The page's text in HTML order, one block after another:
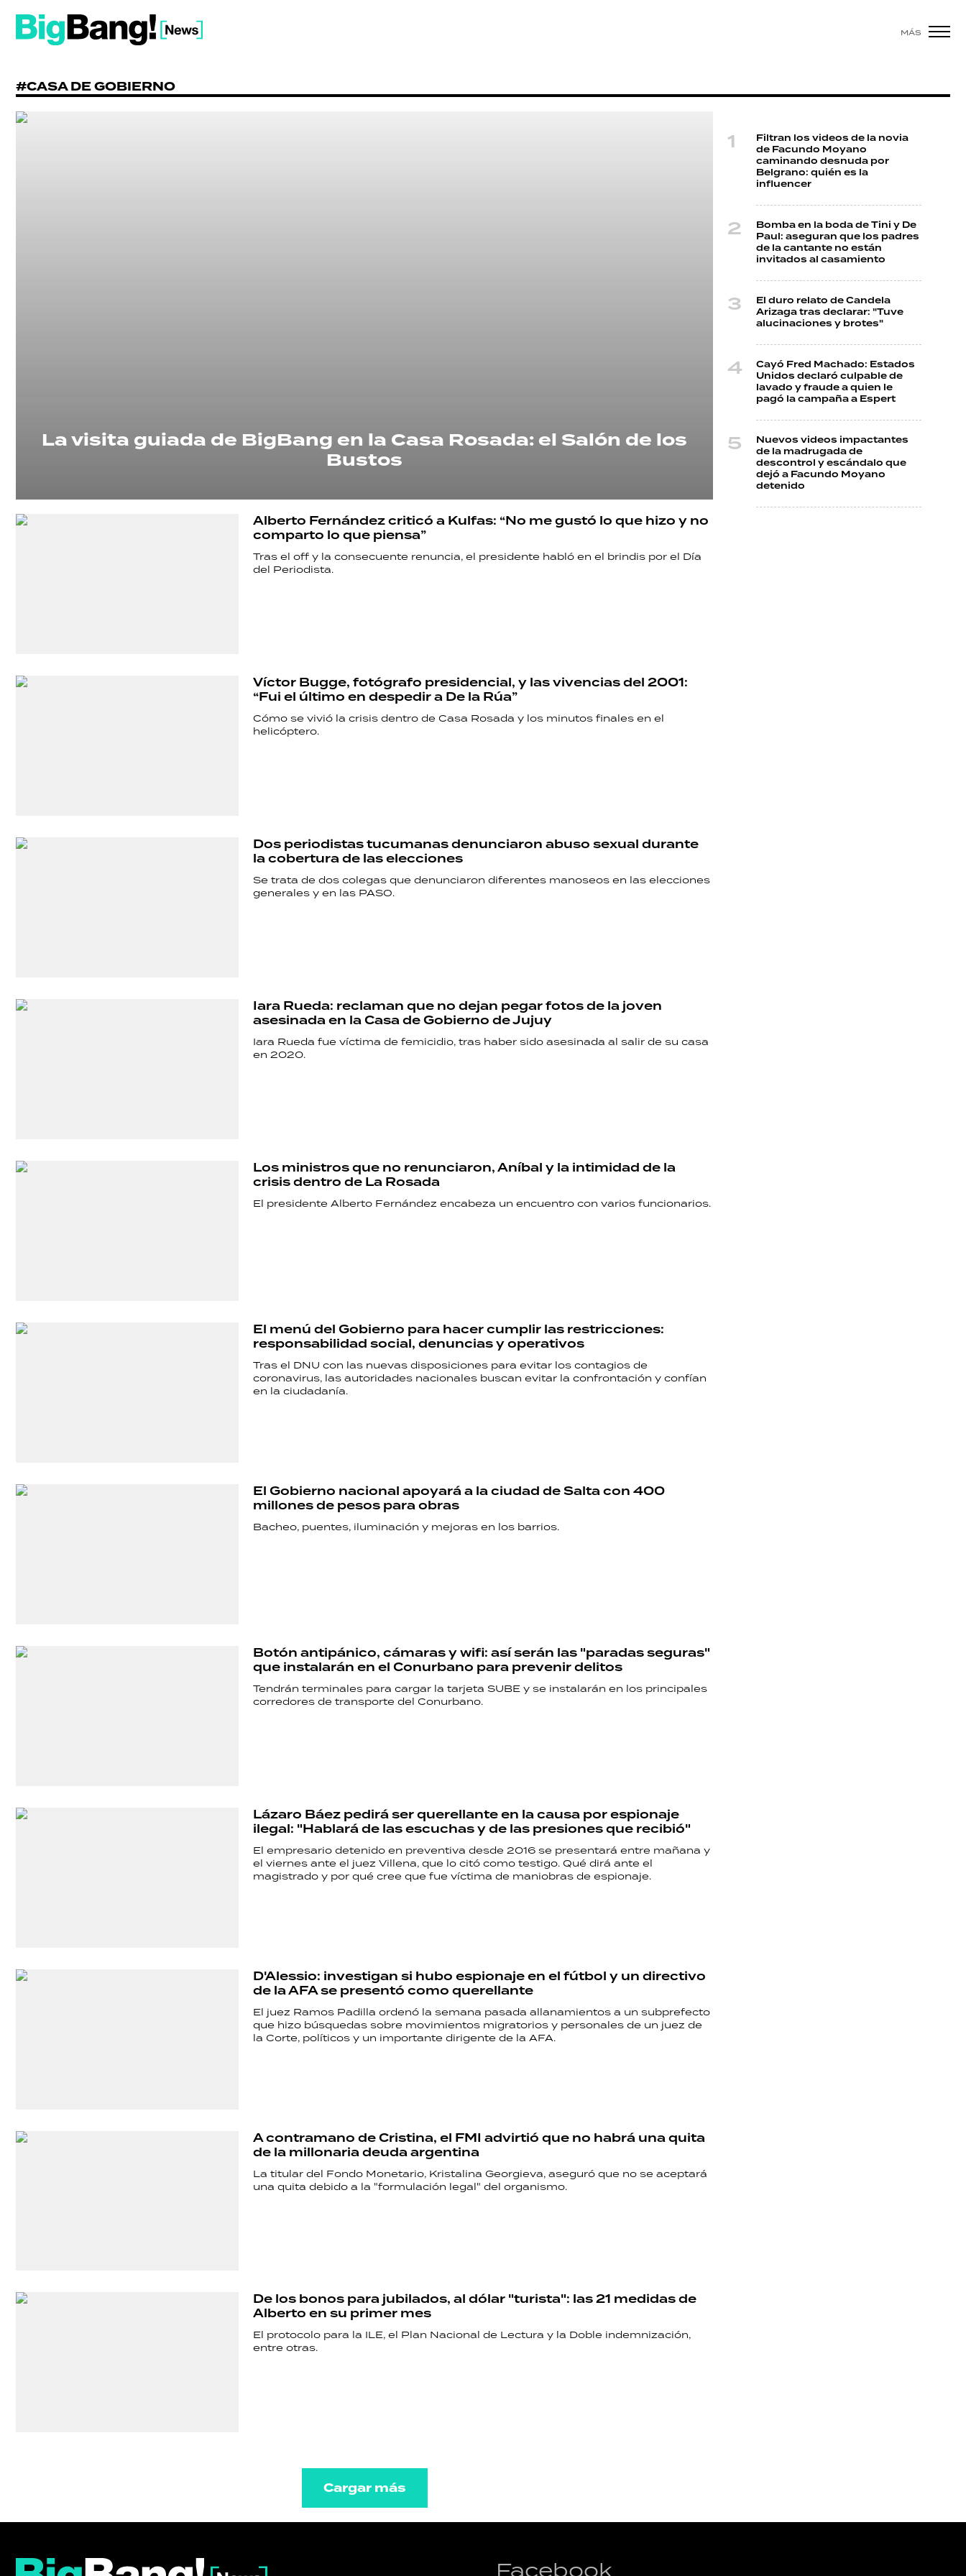
MÁS
#CASA DE GOBIERNO
La visita guiada de BigBang en la Casa Rosada: el Salón de los
Bustos
Alberto Fernández criticó a Kulfas: “No me gustó lo que hizo y no
comparto lo que piensa”
Tras el off y la consecuente renuncia, el presidente habló en el brindis por el Día
del Periodista.
Víctor Bugge, fotógrafo presidencial, y las vivencias del 2001:
“Fui el último en despedir a De la Rúa”
Cómo se vivió la crisis dentro de Casa Rosada y los minutos finales en el
helicóptero.
Dos periodistas tucumanas denunciaron abuso sexual durante
la cobertura de las elecciones
Se trata de dos colegas que denunciaron diferentes manoseos en las elecciones
generales y en las PASO.
Iara Rueda: reclaman que no dejan pegar fotos de la joven
asesinada en la Casa de Gobierno de Jujuy
Iara Rueda fue víctima de femicidio, tras haber sido asesinada al salir de su casa
en 2020.
Los ministros que no renunciaron, Aníbal y la intimidad de la
crisis dentro de La Rosada
El presidente Alberto Fernández encabeza un encuentro con varios funcionarios.
El menú del Gobierno para hacer cumplir las restricciones:
responsabilidad social, denuncias y operativos
Tras el DNU con las nuevas disposiciones para evitar los contagios de
coronavirus, las autoridades nacionales buscan evitar la confrontación y confían
en la ciudadanía.
El Gobierno nacional apoyará a la ciudad de Salta con 400
millones de pesos para obras
Bacheo, puentes, iluminación y mejoras en los barrios.
Botón antipánico, cámaras y wifi: así serán las "paradas seguras"
que instalarán en el Conurbano para prevenir delitos
Tendrán terminales para cargar la tarjeta SUBE y se instalarán en los principales
corredores de transporte del Conurbano.
Lázaro Báez pedirá ser querellante en la causa por espionaje
ilegal: "Hablará de las escuchas y de las presiones que recibió"
El empresario detenido en preventiva desde 2016 se presentará entre mañana y
el viernes ante el juez Villena, que lo citó como testigo. Qué dirá ante el
magistrado y por qué cree que fue víctima de maniobras de espionaje.
D'Alessio: investigan si hubo espionaje en el fútbol y un directivo
de la AFA se presentó como querellante
El juez Ramos Padilla ordenó la semana pasada allanamientos a un subprefecto
que hizo búsquedas sobre movimientos migratorios y personales de un juez de
la Corte, políticos y un importante dirigente de la AFA.
A contramano de Cristina, el FMI advirtió que no habrá una quita
de la millonaria deuda argentina
La titular del Fondo Monetario, Kristalina Georgieva, aseguró que no se aceptará
una quita debido a la "formulación legal" del organismo.
De los bonos para jubilados, al dólar "turista": las 21 medidas de
Alberto en su primer mes
El protocolo para la ILE, el Plan Nacional de Lectura y la Doble indemnización,
entre otras.
Cargar más
Filtran los videos de la novia
de Facundo Moyano
caminando desnuda por
Belgrano: quién es la
influencer
Bomba en la boda de Tini y De
Paul: aseguran que los padres
de la cantante no están
invitados al casamiento
El duro relato de Candela
Arizaga tras declarar: "Tuve
alucinaciones y brotes"
Cayó Fred Machado: Estados
Unidos declaró culpable de
lavado y fraude a quien le
pagó la campaña a Espert
Nuevos videos impactantes
de la madrugada de
descontrol y escándalo que
dejó a Facundo Moyano
detenido
Facebook
POLÍTICA
ACTUALIDAD
ECONOMÍA
HORÓSCOPO